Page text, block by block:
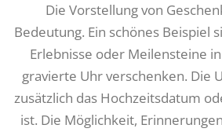
Die Vorstellung von
Bedeutung. Ein schönes Beispiel
Erlebnisse oder Meilensteine
gravierte Uhr verschenken. Die
zusätzlich das Hochzeitsdatum
ist. Die Möglichkeit,